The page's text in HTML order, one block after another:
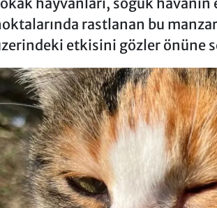
rastlanan bu
etkisini gözler önüne